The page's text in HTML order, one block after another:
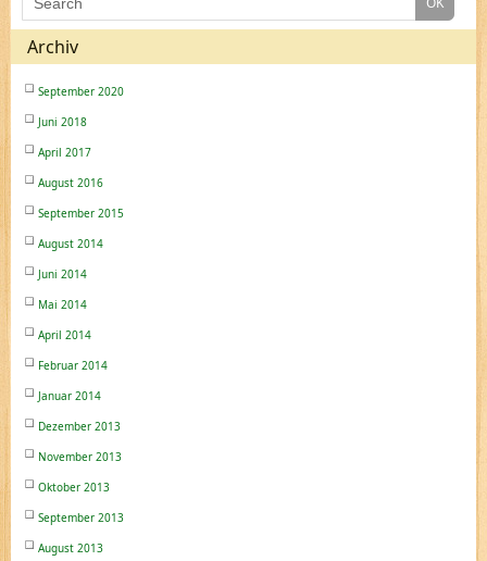
Archiv
September 2020
Juni 2018
April 2017
August 2016
September 2015
August 2014
Juni 2014
Mai 2014
April 2014
Februar 2014
Januar 2014
Dezember 2013
November 2013
Oktober 2013
September 2013
August 2013